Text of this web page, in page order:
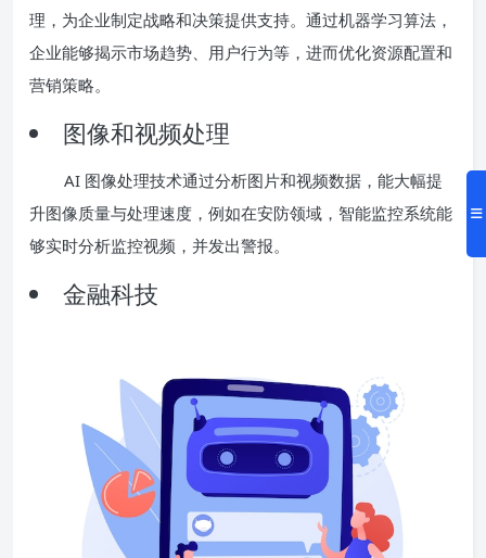
理，为企业制定战略和决策提供支持。通过机器学习算法，
企业能够揭示市场趋势、用户行为等，进而优化资源配置和
营销策略。
图像和视频处理
AI 图像处理技术通过分析图片和视频数据，能大幅提
升图像质量与处理速度，例如在安防领域，智能监控系统能
够实时分析监控视频，并发出警报。
金融科技